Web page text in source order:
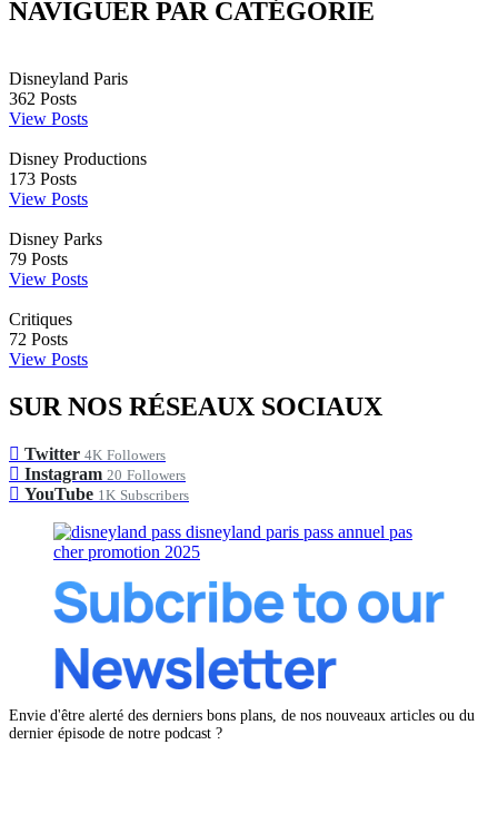
NAVIGUER PAR CATÉGORIE
Disneyland Paris
362 Posts
View Posts
Disney Productions
173 Posts
View Posts
Disney Parks
79 Posts
View Posts
Critiques
72 Posts
View Posts
SUR NOS RÉSEAUX SOCIAUX
Twitter 4K Followers
Instagram 20 Followers
YouTube 1K Subscribers
Envie d'être alerté des derniers bons plans, de nos nouveaux articles ou du
dernier épisode de notre podcast ?